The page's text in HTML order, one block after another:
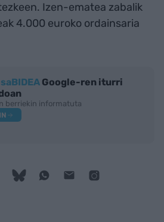
Izen-ematea zabalik
4.000 euroko ordainsaria
Google-ren iturri
berriekin informatuta